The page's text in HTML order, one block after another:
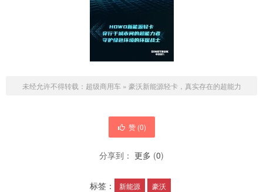
未经允许不得转载： 超级商用车» 豪沃新能源轻卡，真实存在的超能力
赞 (0)
分享到： 更多 (0)
标签： 新能源 豪沃